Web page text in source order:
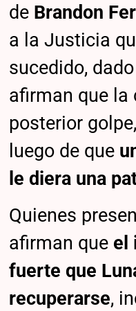
de Brandon
a la Justicia
sucedido,
afirman que la
posterior
luego de que
le diera una
Quienes
afirman que el
fuerte que
recuperarse,